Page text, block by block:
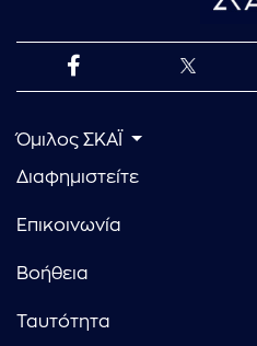
Όμιλος ΣΚΑΪ
Διαφημιστείτε
Επικοινωνία
Βοήθεια
Ταυτότητα